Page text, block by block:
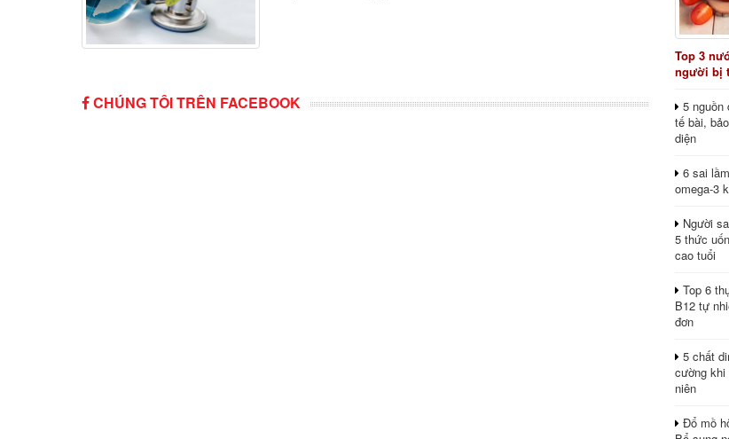
CHÚNG TÔI TRÊN FACEBOOK
Top 3
người bị
5 nguồn
tế bài,
diện
6 sai
omega-3
Người
5 thức
cao tuổi
Top 6
B12 tự
đơn
5 chất
cường
niên
Đổ mồ